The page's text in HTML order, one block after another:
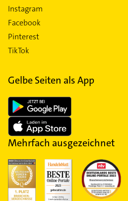
Instagram
Facebook
Pinterest
TikTok
Gelbe Seiten als App
Mehrfach ausgezeichnet